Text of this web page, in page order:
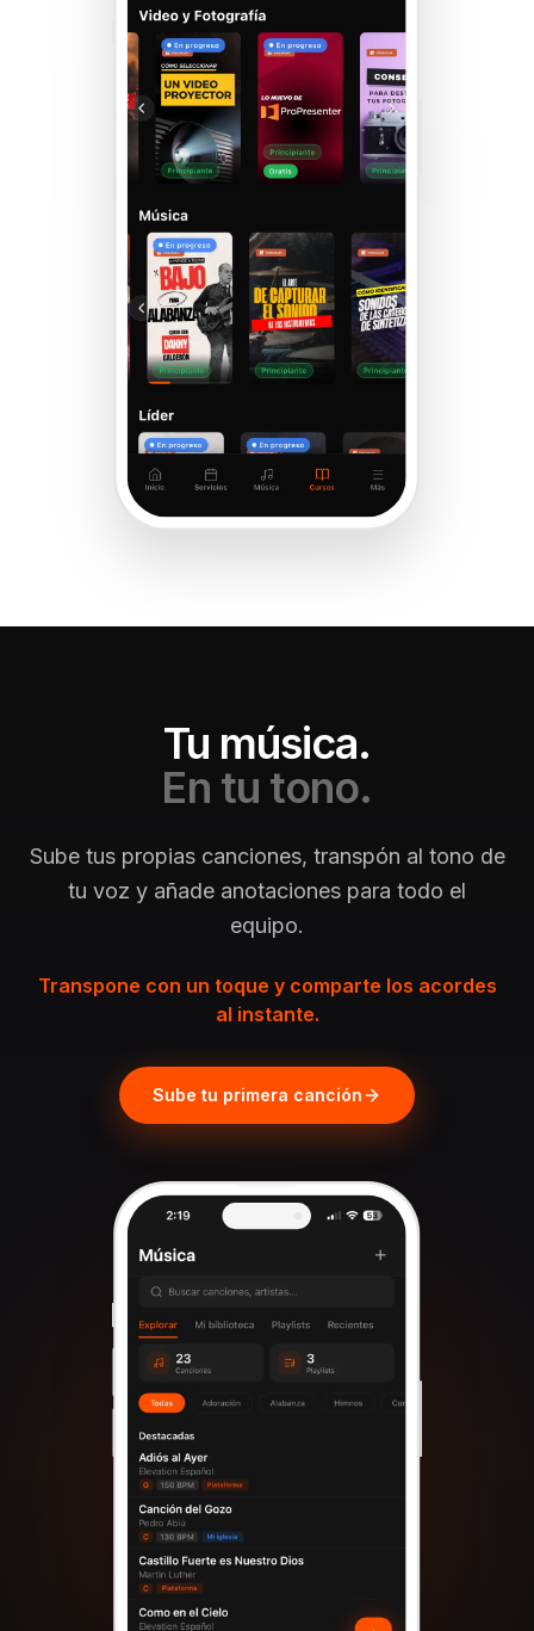
Tu música.
En tu tono.
Sube tus propias canciones, transpón al tono de
tu voz y añade anotaciones para todo el
equipo.
Transpone con un toque y comparte los acordes
al instante.
Sube tu primera canción